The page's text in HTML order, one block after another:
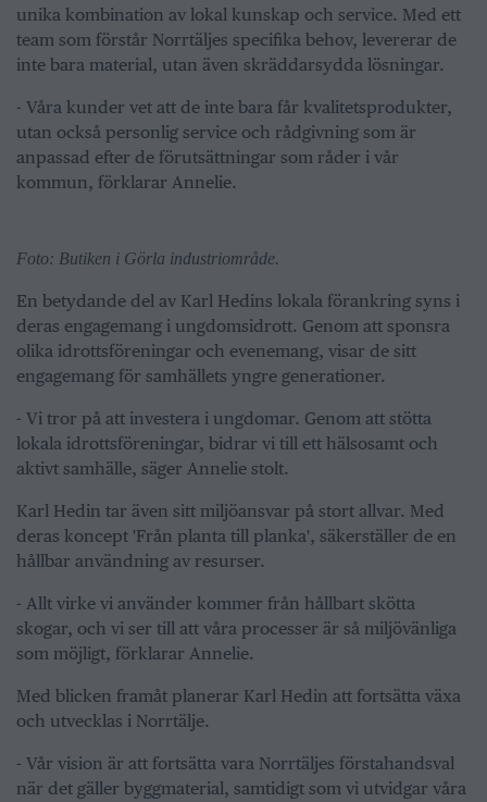
unika kombination av lokal kunskap och service. Med ett
team som förstår Norrtäljes specifika behov, levererar de
inte bara material, utan även skräddarsydda lösningar.
- Våra kunder vet att de inte bara får kvalitetsprodukter,
utan också personlig service och rådgivning som är
anpassad efter de förutsättningar som råder i vår
kommun, förklarar Annelie.
Foto: Butiken i Görla industriområde.
En betydande del av Karl Hedins lokala förankring syns i
deras engagemang i ungdomsidrott. Genom att sponsra
olika idrottsföreningar och evenemang, visar de sitt
engagemang för samhällets yngre generationer.
- Vi tror på att investera i ungdomar. Genom att stötta
lokala idrottsföreningar, bidrar vi till ett hälsosamt och
aktivt samhälle, säger Annelie stolt.
Karl Hedin tar även sitt miljöansvar på stort allvar. Med
deras koncept 'Från planta till planka', säkerställer de en
hållbar användning av resurser.
- Allt virke vi använder kommer från hållbart skötta
skogar, och vi ser till att våra processer är så miljövänliga
som möjligt, förklarar Annelie.
Med blicken framåt planerar Karl Hedin att fortsätta växa
och utvecklas i Norrtälje.
- Vår vision är att fortsätta vara Norrtäljes förstahandsval
när det gäller byggmaterial, samtidigt som vi utvidgar våra